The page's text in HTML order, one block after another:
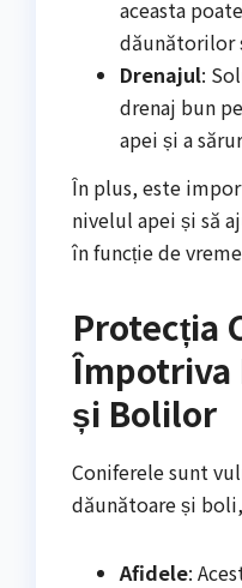
aceasta
dăunătorilor
Drenajul:
drenaj bun
apei și a
În plus, este
nivelul apei și să
în funcție de
Protecția
și Bolilor
Coniferele sunt
dăunătoare și
Afidele: